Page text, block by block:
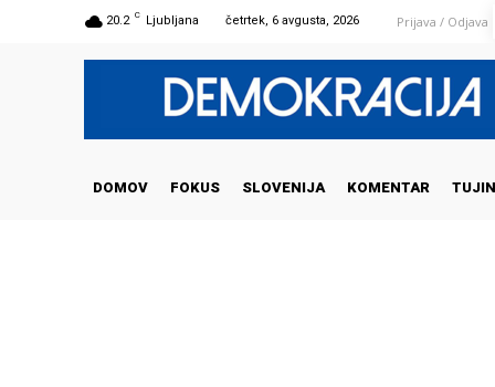
20.2 C Ljubljana četrtek, 6 avgusta, 2026 Prijava / Odjava
DOMOV FOKUS SLOVENIJA KOMENTAR